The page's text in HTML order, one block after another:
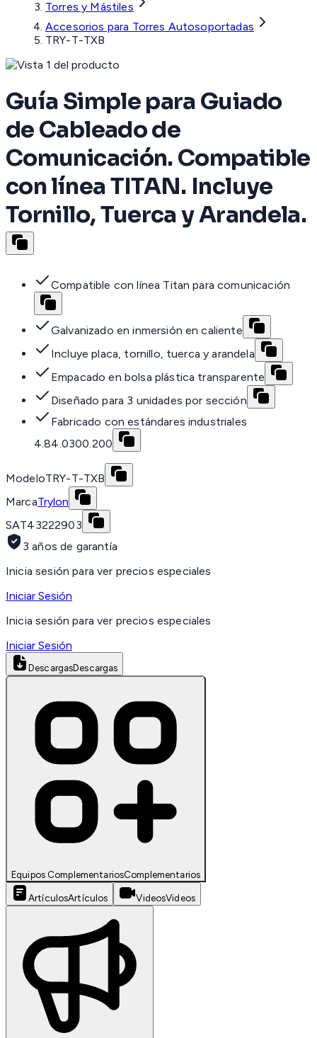
Torres y Mástiles
Accesorios para Torres Autosoportadas
TRY-T-TXB
Guía Simple para Guiado
de Cableado de
Comunicación. Compatible
con línea TITAN. Incluye
Tornillo, Tuerca y Arandela.
Compatible con línea Titan para comunicación
Galvanizado en inmersión en caliente
Incluye placa, tornillo, tuerca y arandela
Empacado en bolsa plástica transparente
Diseñado para 3 unidades por sección
Fabricado con estándares industriales
4.84.0300.200
ModeloTRY-T-TXB
MarcaTrylon
SAT43222903
3 años de garantía
Inicia sesión para ver precios especiales
Iniciar Sesión
Inicia sesión para ver precios especiales
Iniciar Sesión
DescargasDescargas
Equipos ComplementariosComplementarios
ArtículosArtículos VideosVideos